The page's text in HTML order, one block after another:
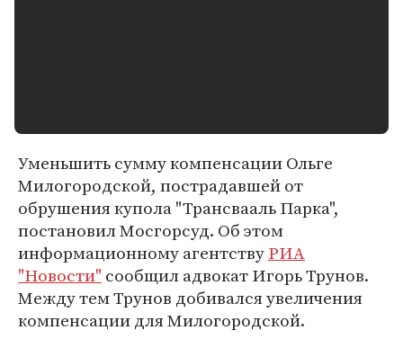
Уменьшить сумму компенсации Ольге
Милогородской, пострадавшей от
обрушения купола "Трансвааль Парка",
постановил Мосгорсуд. Об этом
информационному агентствуРИА
"Новости" сообщил адвокат Игорь Трунов.
Между тем Трунов добивался увеличения
компенсации для Милогородской.